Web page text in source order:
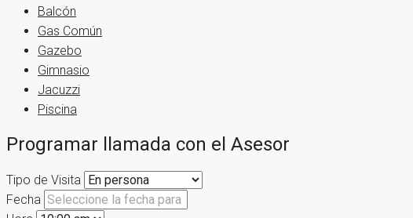
Balcón
Gas Común
Gazebo
Gimnasio
Jacuzzi
Piscina
Programar llamada con el Asesor
Tipo de Visita
Fecha